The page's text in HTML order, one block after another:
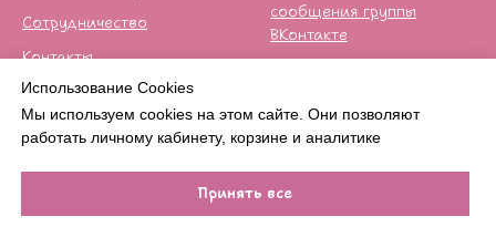
Использование Cookies
Мы используем cookies на этом сайте. Они позволяют
работать личному кабинету, корзине и аналитике
Принять все
Сотрудничество
Контакты
Публичная оферта
Политика
конфиденцильности
сообщения группы
ВКонтакте